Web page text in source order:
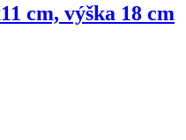
cm, výška 18 cm